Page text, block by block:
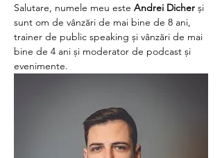
Salutare, numele meu este Andrei Dicher și
sunt om de vânzări de mai bine de 8 ani,
trainer de public speaking și vânzări de mai
bine de 4 ani și moderator de podcast și
evenimente.